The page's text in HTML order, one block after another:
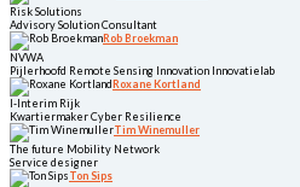
Risk Solutions
Advisory Solution Consultant
Rob Broekman
NVWA
Pijlerhoofd Remote Sensing Innovation Innovatielab
Roxane Kortland
I-Interim Rijk
Kwartiermaker Cyber Resilience
Tim Winemuller
The future Mobility Network
Service designer
Ton Sips